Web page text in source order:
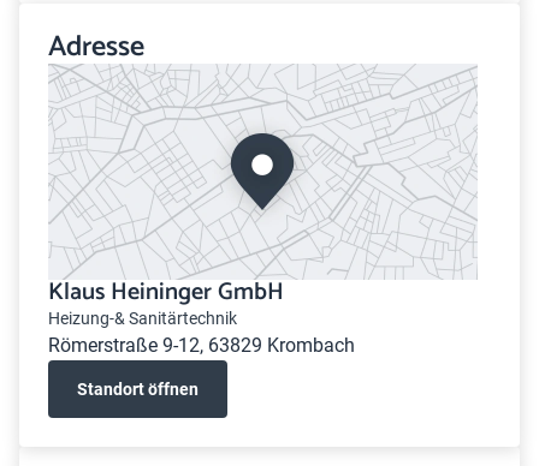
Adresse
Klaus Heininger GmbH
Heizung-& Sanitärtechnik
Römerstraße 9-12, 63829 Krombach
Standort öffnen